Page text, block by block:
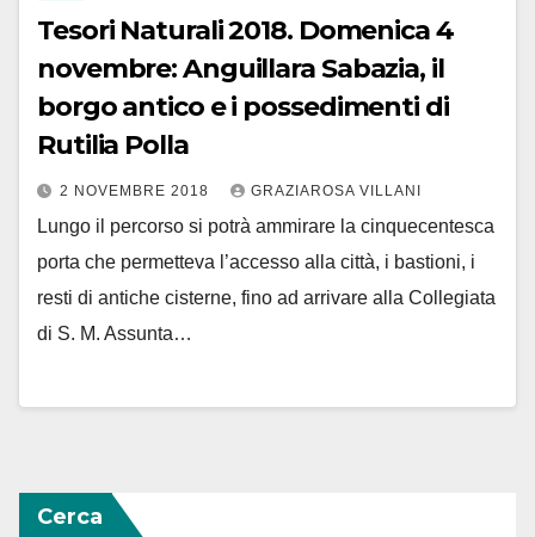
Tesori Naturali 2018. Domenica 4
novembre: Anguillara Sabazia, il
borgo antico e i possedimenti di
Rutilia Polla
2 NOVEMBRE 2018 GRAZIAROSA VILLANI
Lungo il percorso si potrà ammirare la cinquecentesca
porta che permetteva l’accesso alla città, i bastioni, i
resti di antiche cisterne, fino ad arrivare alla Collegiata
di S. M. Assunta…
Cerca